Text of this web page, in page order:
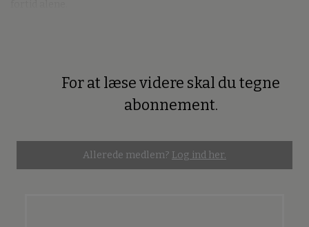
For at læse videre skal du tegne
abonnement.
Allerede medlem? Log ind her.